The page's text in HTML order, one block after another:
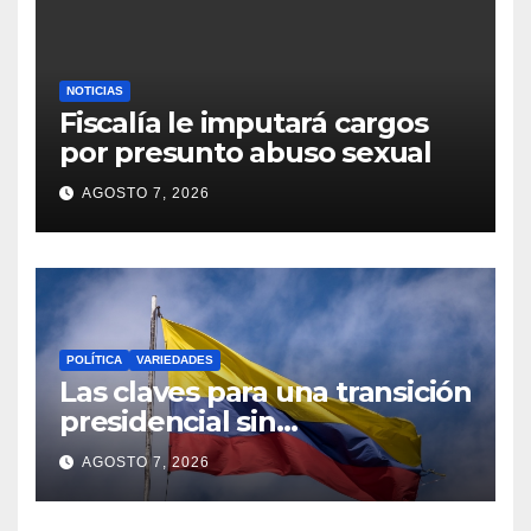
NOTICIAS
Fiscalía le imputará cargos
por presunto abuso sexual
AGOSTO 7, 2026
POLÍTICA VARIEDADES
Las claves para una transición
presidencial sin
incertidumbre institucional
AGOSTO 7, 2026